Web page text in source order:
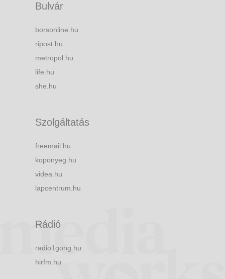
Bulvár
borsonline.hu
ripost.hu
metropol.hu
life.hu
she.hu
Szolgáltatás
freemail.hu
koponyeg.hu
videa.hu
lapcentrum.hu
Rádió
radio1gong.hu
hirfm.hu